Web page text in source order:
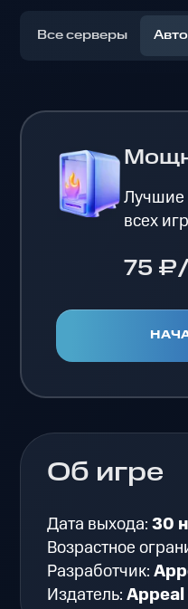
Все серверы
Лучшие
всех игр
75
Об игре
Дата выхода:30
Возрастное
Разработчик:
Издатель: